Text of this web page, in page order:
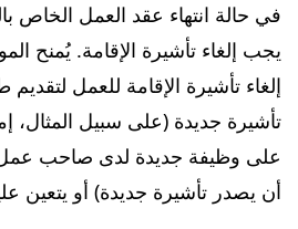
في حالة انتهاء عقد العمل الخاص
يجب إلغاء تأشيرة الإقامة. يُمنح
إلغاء تأشيرة الإقامة للعمل
تأشيرة جديدة (على سبيل
على وظيفة جديدة لدى صاحب
أن يصدر تأشيرة جديدة) أو يتعين